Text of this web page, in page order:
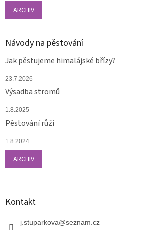
ARCHIV
Návody na pěstování
Jak pěstujeme himalájské břízy?
23.7.2026
Výsadba stromů
1.8.2025
Pěstování růží
1.8.2024
ARCHIV
Kontakt
j.stuparkova@seznam.cz